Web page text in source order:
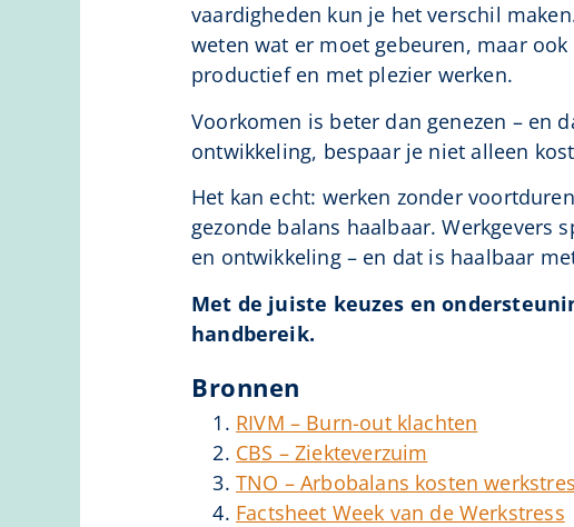
vaardigheden kun je het verschil
weten wat er moet gebeuren, maar
productief en met plezier werken.
Voorkomen is beter dan genezen – en
ontwikkeling, bespaar je niet alleen
Het kan echt: werken zonder
gezonde balans haalbaar.
en ontwikkeling – en dat is haalbaar
Met de juiste keuzes en
handbereik.
Bronnen
RIVM – Burn-out klachten
CBS – Ziekteverzuim
TNO – Arbobalans kosten
Factsheet Week van de Werkstress